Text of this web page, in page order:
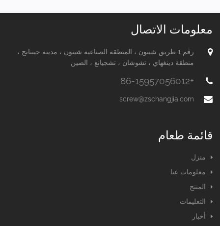
معلومات الاتصال
رقم 1 طريق شيتون ، المنطقة الصناعية شيتون ، مدينة جينتانج ،
منطقة دينغهاي ، تشوشان ، تشجيانغ ، الصين
+86-15957056012
screw@zschangjia.com
قائمة طعام
منزل
معلومات عنا
المنتج
التعليمات
أخبار